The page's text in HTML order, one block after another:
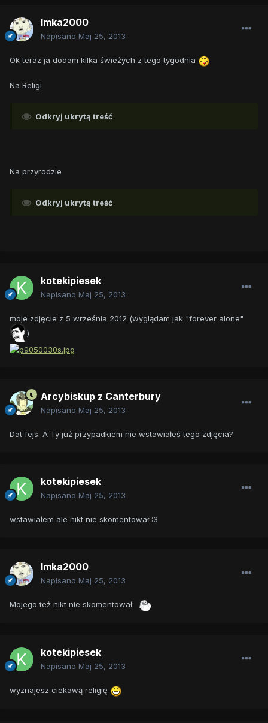
Imka2000
Napisano Maj 25, 2013
Ok teraz ja dodam kilka świeżych z tego tygodnia
Na Religi
Odkryj ukrytą treść
Na przyrodzie
Odkryj ukrytą treść
kotekipiesek
Napisano Maj 25, 2013
moje zdjęcie z 5 września 2012 (wyglądam jak "forever alone"
)
Arcybiskup z Canterbury
Napisano Maj 25, 2013
Dat fejs. A Ty już przypadkiem nie wstawiałeś tego zdjęcia?
kotekipiesek
Napisano Maj 25, 2013
wstawiałem ale nikt nie skomentował :3
Imka2000
Napisano Maj 25, 2013
Mojego też nikt nie skomentował
kotekipiesek
Napisano Maj 25, 2013
wyznajesz ciekawą religię